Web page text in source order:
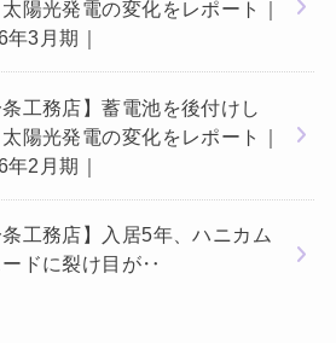
陽光発電の変化をレポート｜
年3月期｜
条工務店】蓄電池を後付けし
陽光発電の変化をレポート｜
年2月期｜
条工務店】入居5年、ハニカム
ードに裂け目が‥